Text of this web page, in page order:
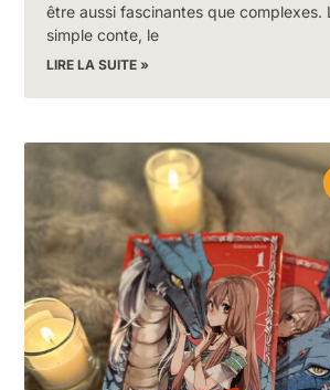
être aussi fascinantes que complexes.
simple conte, le
LIRE LA SUITE »